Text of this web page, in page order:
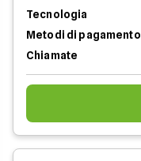
Tecnologia
Metodi di pagamento
Chiamate